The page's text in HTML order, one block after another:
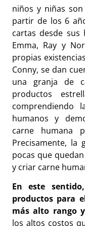
niños y niñas
partir de los 6
cartas desde sus
Emma, Ray y
propias
Conny, se dan
una granja de
productos
comprendiendo
humanos y
carne humana
Precisamente, la
pocas que
y criar carne
En este
productos para
más alto rango
los altos costos